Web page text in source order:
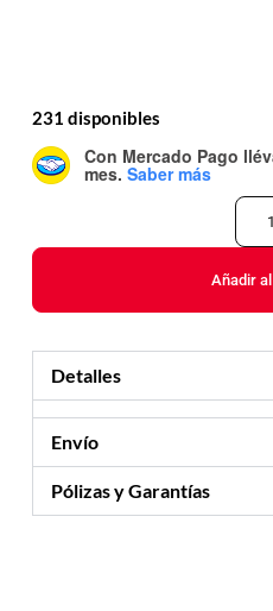
231 disponibles
Con Mercado Pago
mes. Saber más
Añadir
Detalles
Envío
Pólizas y Garantías